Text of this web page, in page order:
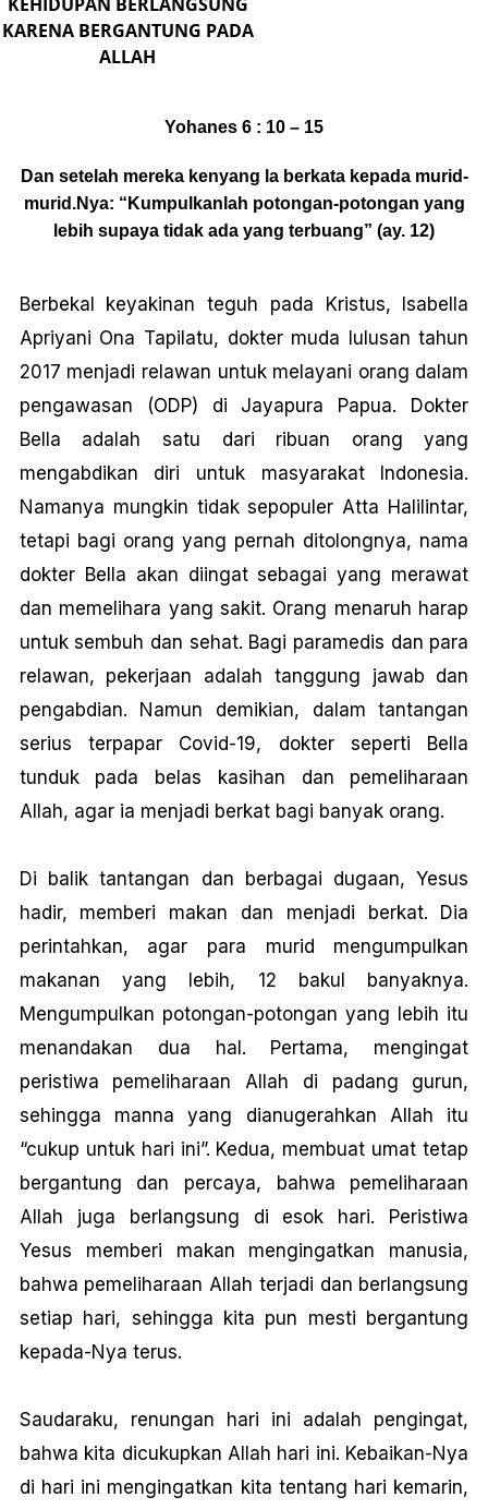
KARENA BERGANTUNG PADA
ALLAH
Yohanes 6 : 10 – 15
Dan setelah mereka kenyang la berkata kepada murid-
murid.Nya: “Kumpulkanlah potongan-potongan yang
lebih supaya tidak ada yang terbuang” (ay. 12)
Berbekal keyakinan teguh pada Kristus, Isabella
Apriyani Ona Tapilatu, dokter muda lulusan tahun
2017 menjadi relawan untuk melayani orang dalam
pengawasan (ODP) di Jayapura Papua. Dokter
Bella adalah satu dari ribuan orang yang
mengabdikan diri untuk masyarakat Indonesia.
Namanya mungkin tidak sepopuler Atta Halilintar,
tetapi bagi orang yang pernah ditolongnya, nama
dokter Bella akan diingat sebagai yang merawat
dan memelihara yang sakit. Orang menaruh harap
untuk sembuh dan sehat. Bagi paramedis dan para
relawan, pekerjaan adalah tanggung jawab dan
pengabdian. Namun demikian, dalam tantangan
serius terpapar Covid-19, dokter seperti Bella
tunduk pada belas kasihan dan pemeliharaan
Allah, agar ia menjadi berkat bagi banyak orang.
Di balik tantangan dan berbagai dugaan, Yesus
hadir, memberi makan dan menjadi berkat. Dia
perintahkan, agar para murid mengumpulkan
makanan yang lebih, 12 bakul banyaknya.
Mengumpulkan potongan-potongan yang lebih itu
menandakan dua hal. Pertama, mengingat
peristiwa pemeliharaan Allah di padang gurun,
sehingga manna yang dianugerahkan Allah itu
“cukup untuk hari ini”. Kedua, membuat umat tetap
bergantung dan percaya, bahwa pemeliharaan
Allah juga berlangsung di esok hari. Peristiwa
Yesus memberi makan mengingatkan manusia,
bahwa pemeliharaan Allah terjadi dan berlangsung
setiap hari, sehingga kita pun mesti bergantung
kepada-Nya terus.
Saudaraku, renungan hari ini adalah pengingat,
bahwa kita dicukupkan Allah hari ini. Kebaikan-Nya
di hari ini mengingatkan kita tentang hari kemarin,